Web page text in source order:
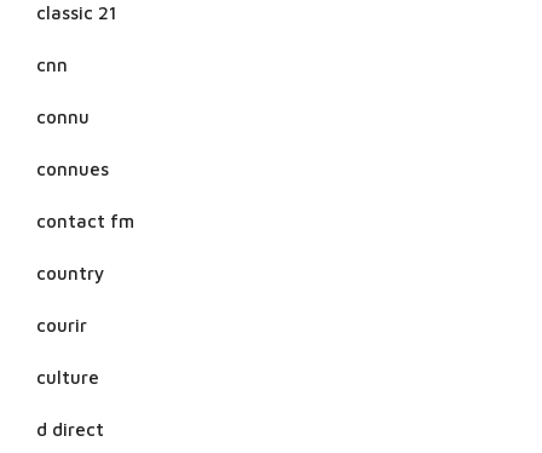
classic 21
cnn
connu
connues
contact fm
country
courir
culture
d direct